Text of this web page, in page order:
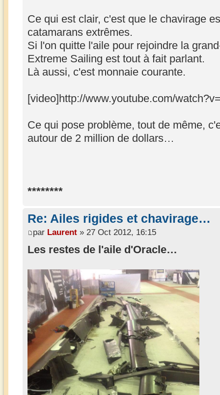
Ce qui est clair, c'est que le chavirage
catamarans extrêmes.
Si l'on quitte l'aile pour rejoindre la
Extreme Sailing est tout à fait parlant.
Là aussi, c'est monnaie courante.
[video]http://www.youtube.com/
Ce qui pose problème, tout de même,
autour de 2 million de dollars…
********
Re: Ailes rigides et chavirage…
par Laurent » 27 Oct 2012, 16:15
Les restes de l'aile d'Oracle…